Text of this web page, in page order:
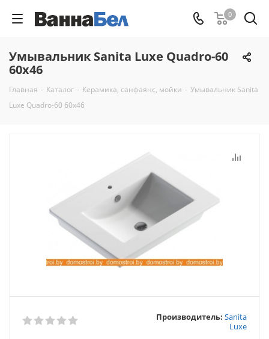
0
Умывальник Sanita Luxe Quadro-60
60x46
Главная - Каталог - Керамикa, санфаянс, мойки - Умывальник Sanita
Luxe Quadro-60 60x46
Производитель: Sanita
Luxe